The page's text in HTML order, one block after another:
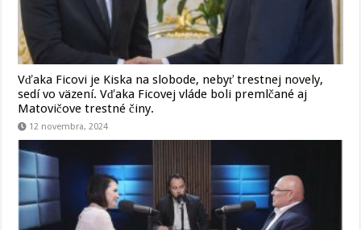
Vďaka Ficovi je Kiska na slobode, nebyť trestnej novely,
sedí vo väzení. Vďaka Ficovej vláde boli premlčané aj
Matovičove trestné činy.
12 novembra, 2024